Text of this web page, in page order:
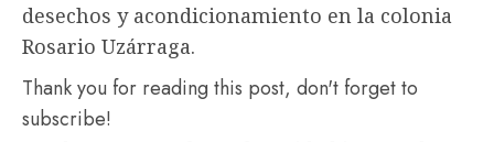
desechos y acondicionamiento en la colonia
Rosario Uzárraga.
Thank you for reading this post, don't forget to
subscribe!